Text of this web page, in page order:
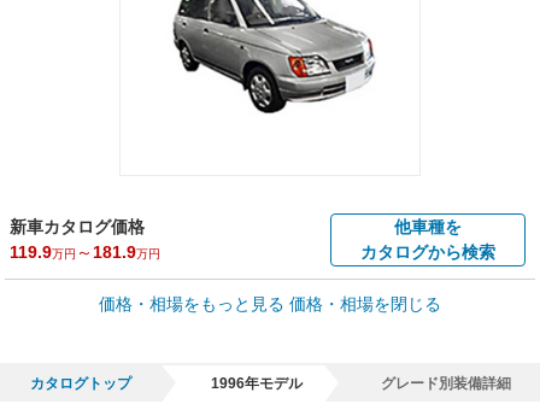
新車カタログ価格
119.9万円 ～ 181.9万円
他車種を
カタログから検索
車買取価格 *
車買取相場
価格・相場をもっと見る 価格・相場を閉じる
カタログトップ 1996年モデル グレード別装備詳細